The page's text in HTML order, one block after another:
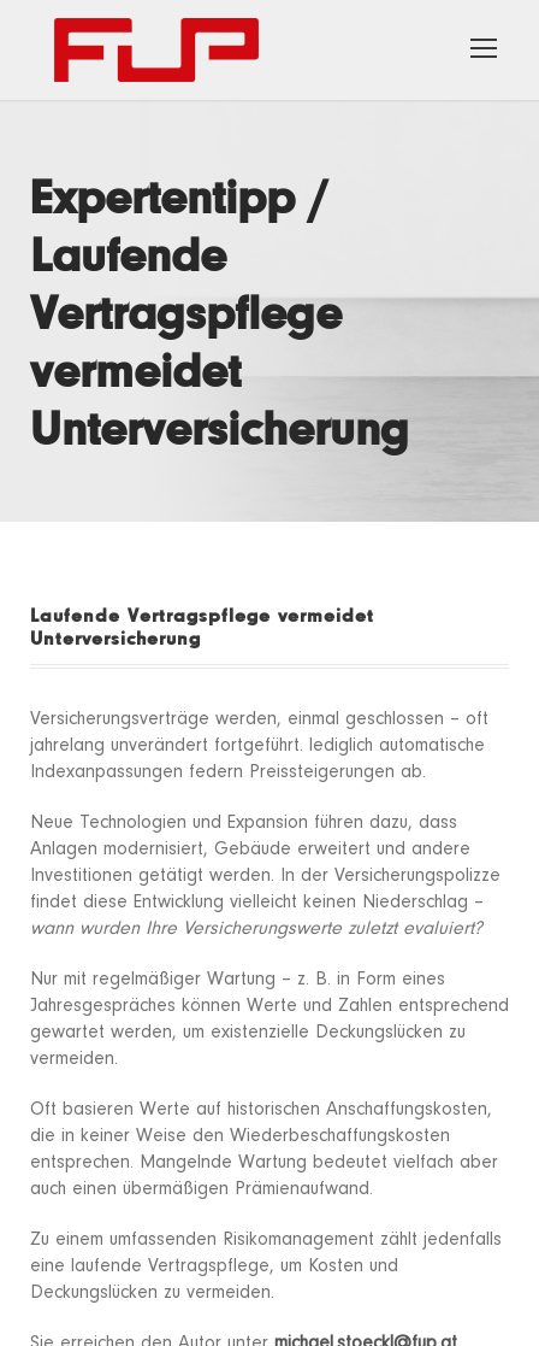
Expertentipp /
Laufende
Vertragspflege
vermeidet
Unterversicherung
Laufende Vertragspflege vermeidet
Unterversicherung
Versicherungsverträge werden, einmal geschlossen – oft
jahrelang unverändert fortgeführt. lediglich automatische
Indexanpassungen federn Preissteigerungen ab.
Neue Technologien und Expansion führen dazu, dass
Anlagen modernisiert, Gebäude erweitert und andere
Investitionen getätigt werden. In der Versicherungspolizze
findet diese Entwicklung vielleicht keinen Niederschlag –
wann wurden Ihre Versicherungswerte zuletzt evaluiert?
Nur mit regelmäßiger Wartung – z. B. in Form eines
Jahresgespräches können Werte und Zahlen entsprechend
gewartet werden, um existenzielle Deckungslücken zu
vermeiden.
Oft basieren Werte auf historischen Anschaffungskosten,
die in keiner Weise den Wiederbeschaffungskosten
entsprechen. Mangelnde Wartung bedeutet vielfach aber
auch einen übermäßigen Prämienaufwand.
Zu einem umfassenden Risikomanagement zählt jedenfalls
eine laufende Vertragspflege, um Kosten und
Deckungslücken zu vermeiden.